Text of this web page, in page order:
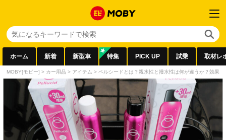
ホーム 新着 新型車 特集 PICK UP 試乗 取材レ
MOBY[モビー] > カー用品 > アイテム > ペルシードとは？親水性と撥水性は何が違うか？効果は